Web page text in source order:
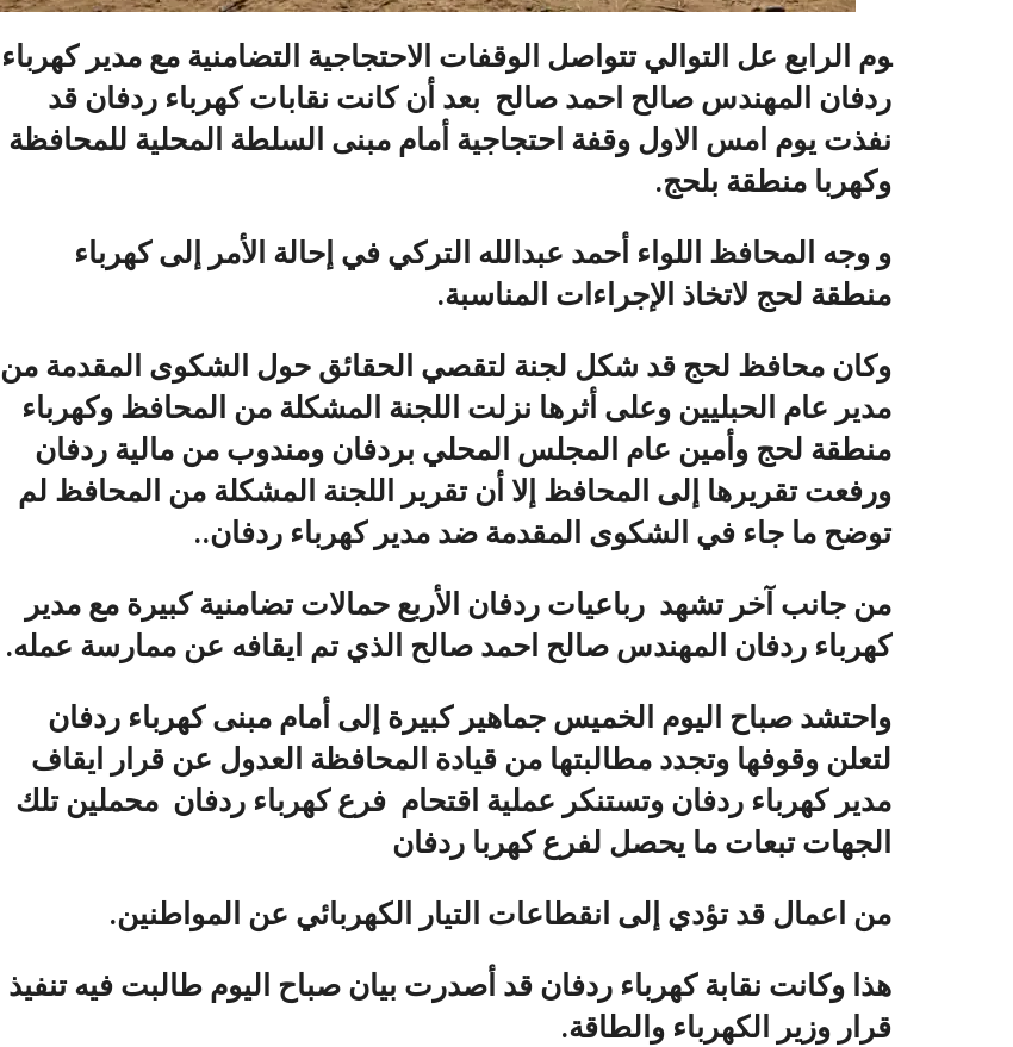
وم الرابع عل التوالي تتواصل الوقفات الاحتجاجية التضامنية مع مدير كهرباء
ردفان المهندس صالح احمد صالح بعد أن كانت نقابات كهرباء ردفان قد
نفذت يوم امس الاول وقفة احتجاجية أمام مبنى السلطة المحلية للمحافظة
وكهربا منطقة بلحج.
و وجه المحافظ اللواء أحمد عبدالله التركي في إحالة الأمر إلى كهرباء
منطقة لحج لاتخاذ الإجراءات المناسبة.
وكان محافظ لحج قد شكل لجنة لتقصي الحقائق حول الشكوى المقدمة من
مدير عام الحبليين وعلى أثرها نزلت اللجنة المشكلة من المحافظ وكهرباء
منطقة لحج وأمين عام المجلس المحلي بردفان ومندوب من مالية ردفان
ورفعت تقريرها إلى المحافظ إلا أن تقرير اللجنة المشكلة من المحافظ لم
توضح ما جاء في الشكوى المقدمة ضد مدير كهرباء ردفان..
من جانب آخر تشهد رباعيات ردفان الأربع حمالات تضامنية كبيرة مع مدير
كهرباء ردفان المهندس صالح احمد صالح الذي تم ايقافه عن ممارسة عمله.
واحتشد صباح اليوم الخميس جماهير كبيرة إلى أمام مبنى كهرباء ردفان
لتعلن وقوفها وتجدد مطالبتها من قيادة المحافظة العدول عن قرار ايقاف
مدير كهرباء ردفان وتستنكر عملية اقتحام فرع كهرباء ردفان محملين تلك
الجهات تبعات ما يحصل لفرع كهربا ردفان
من اعمال قد تؤدي إلى انقطاعات التيار الكهربائي عن المواطنين.
هذا وكانت نقابة كهرباء ردفان قد أصدرت بيان صباح اليوم طالبت فيه تنفيذ
قرار وزير الكهرباء والطاقة.